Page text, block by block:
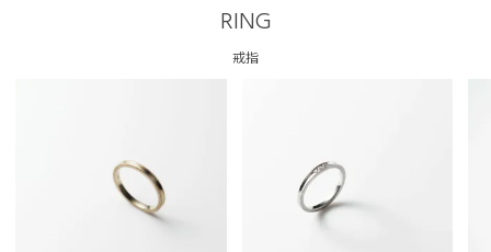
RING
戒指